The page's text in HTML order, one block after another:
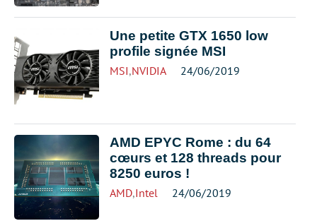
Une petite GTX 1650 low
profile signée MSI
MSI,NVIDIA 24/06/2019
AMD EPYC Rome : du 64
cœurs et 128 threads pour
8250 euros !
AMD,Intel 24/06/2019